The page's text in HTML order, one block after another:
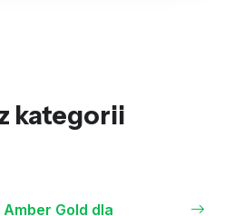
kategorii
Gold dla